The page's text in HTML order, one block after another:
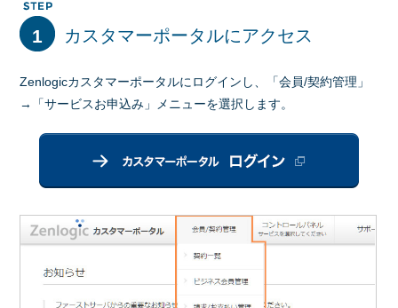
1 カスタマーポータルにアクセス
Zenlogicカスタマーポータルにログインし、「会員/契約管理」
→「サービスお申込み」メニューを選択します。